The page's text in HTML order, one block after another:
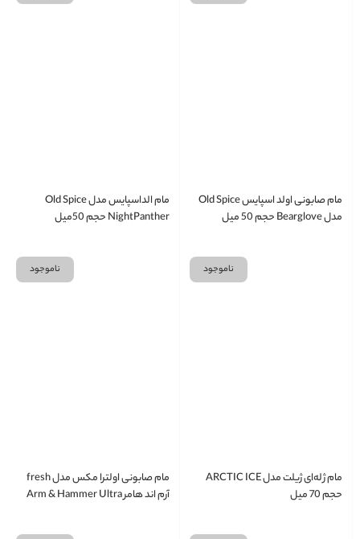
مام صابونی اولد اسپایس Old Spice
مدل Bearglove حجم 50 میل
ناموجود
مام الداسپایس مدل Old Spice
NightPanther حجم 50میل
ناموجود
مام ژله‌ای ژیلت مدل ARCTIC ICE
حجم 70 میل
مام صابونی اولترا مکس مدل fresh
آرم اند هامر Arm & Hammer Ultra